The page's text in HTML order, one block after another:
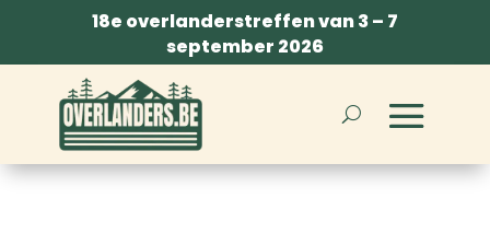
18e overlanderstreffen van 3 – 7
september 2026